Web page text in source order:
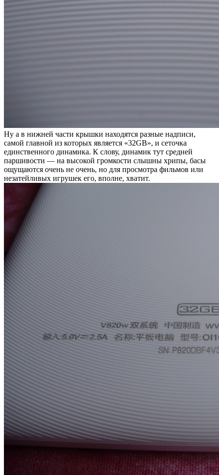
Ну а в нижней части крышки находятся разные надписи,
самой главной из которых является «32GB», и сеточка
единственного динамика. К слову, динамик тут средней
паршивости — на высокой громкости слышны хрипы, басы
ощущаются очень не очень, но для просмотра фильмов или
незатейливых игрушек его, вполне, хватит.